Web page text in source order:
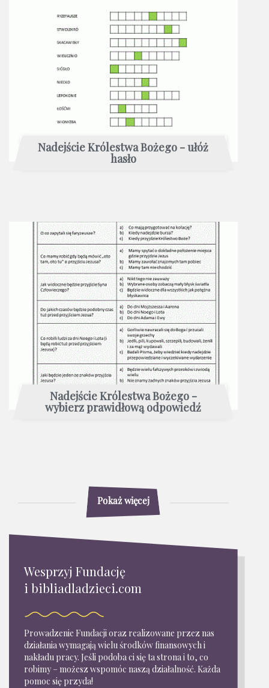
Nadejście Królestwa Bożego - ułóż
hasło
Nadejście Królestwa Bożego -
wybierz prawidłową odpowiedź
Pokaż więcej
Wesprzyj Fundację
i bibliadladzieci.com
Prowadzenie Fundacji oraz realizowane przez nas
działania wymagają wielu środków finansowych i
nakładu pracy. Jeśli podoba ci się ta strona i to, co
robimy – możesz wspomóc naszą działalność. Każda
pomoc się przyda!